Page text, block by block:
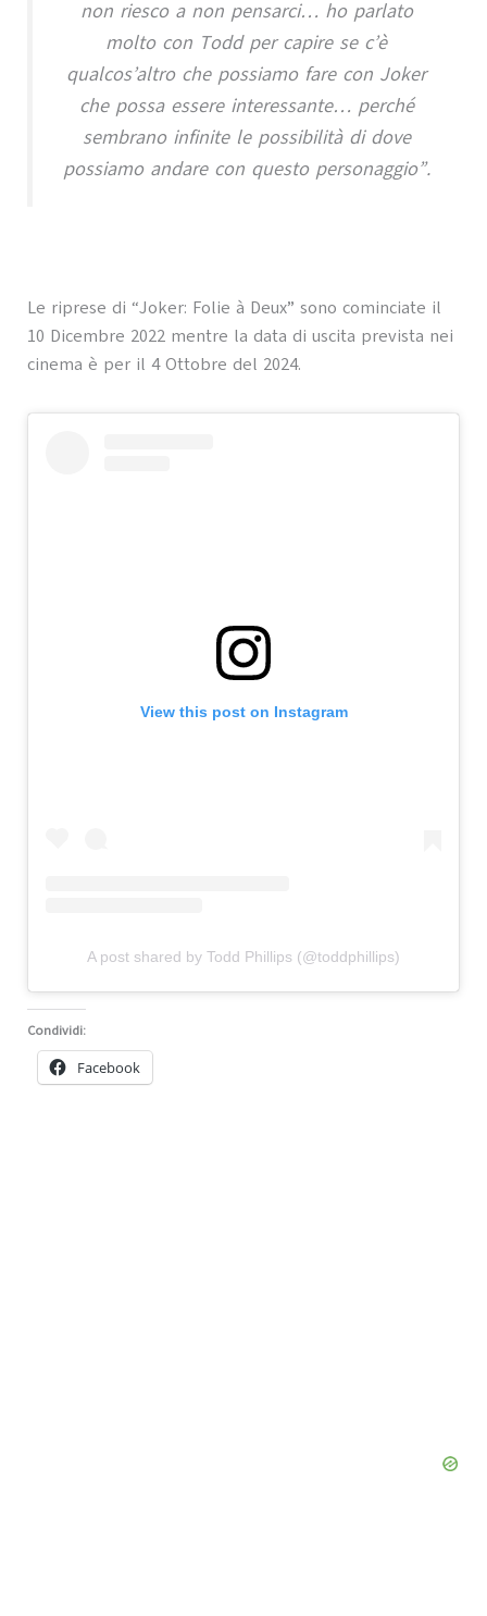
non riesco a non pensarci… ho parlato
molto con Todd per capire se c’è
qualcos’altro che possiamo fare con Joker
che possa essere interessante… perché
sembrano infinite le possibilità di dove
possiamo andare con questo personaggio”.
Le riprese di “Joker: Folie à Deux” sono cominciate il
10 Dicembre 2022 mentre la data di uscita prevista nei
cinema è per il 4 Ottobre del 2024.
View this post on Instagram
A post shared by Todd Phillips (@toddphillips)
Condividi:
Facebook